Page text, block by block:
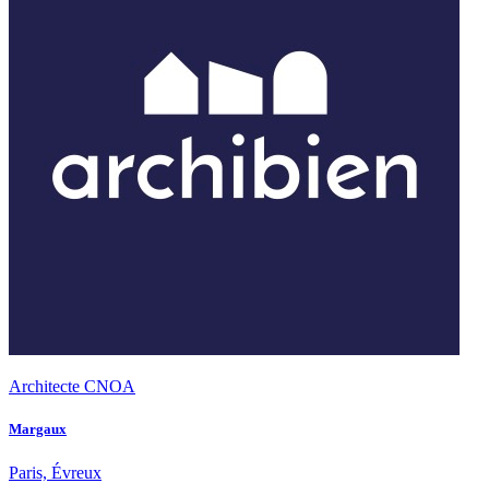
Architecte CNOA
Margaux
Paris, Évreux